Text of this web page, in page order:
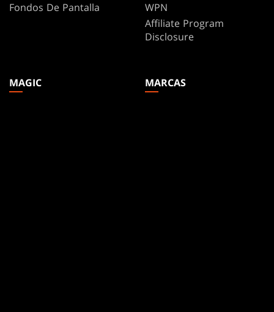
Fondos De Pantalla
WPN
Affiliate Program
Disclosure
MAGIC
MARCAS